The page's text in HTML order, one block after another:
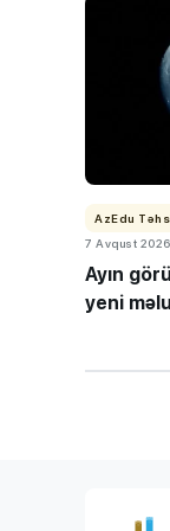
AzEdu
7 Avqust
Ayın
yeni